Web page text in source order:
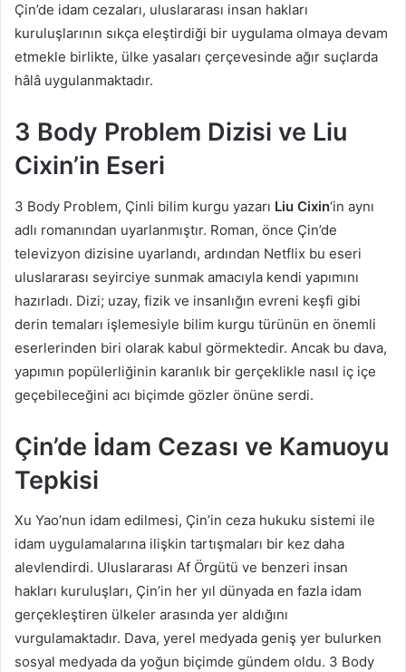
Çin’de idam cezaları, uluslararası insan hakları
kuruluşlarının sıkça eleştirdiği bir uygulama olmaya devam
etmekle birlikte, ülke yasaları çerçevesinde ağır suçlarda
hâlâ uygulanmaktadır.
3 Body Problem Dizisi ve Liu
Cixin’in Eseri
3 Body Problem, Çinli bilim kurgu yazarı Liu Cixin‘in aynı
adlı romanından uyarlanmıştır. Roman, önce Çin’de
televizyon dizisine uyarlandı, ardından Netflix bu eseri
uluslararası seyirciye sunmak amacıyla kendi yapımını
hazırladı. Dizi; uzay, fizik ve insanlığın evreni keşfi gibi
derin temaları işlemesiyle bilim kurgu türünün en önemli
eserlerinden biri olarak kabul görmektedir. Ancak bu dava,
yapımın popülerliğinin karanlık bir gerçeklikle nasıl iç içe
geçebileceğini acı biçimde gözler önüne serdi.
Çin’de İdam Cezası ve Kamuoyu
Tepkisi
Xu Yao’nun idam edilmesi, Çin’in ceza hukuku sistemi ile
idam uygulamalarına ilişkin tartışmaları bir kez daha
alevlendirdi. Uluslararası Af Örgütü ve benzeri insan
hakları kuruluşları, Çin’in her yıl dünyada en fazla idam
gerçekleştiren ülkeler arasında yer aldığını
vurgulamaktadır. Dava, yerel medyada geniş yer bulurken
sosyal medyada da yoğun biçimde gündem oldu. 3 Body